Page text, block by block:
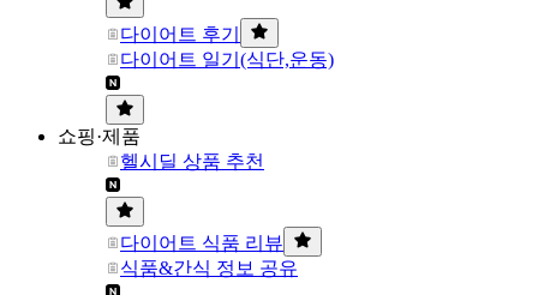
다이어트 후기
다이어트 일기(식단,운동)
쇼핑·제품
헬시딜 상품 추천
다이어트 식품 리뷰
식품&간식 정보 공유